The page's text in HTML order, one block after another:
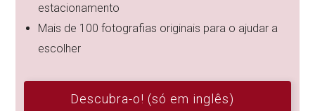
estacionamento
Mais de 100 fotografias originais para o ajudar a
escolher
Descubra-o! (só em inglês)